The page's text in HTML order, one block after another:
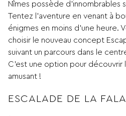
Nîmes possède d’innombrables
Tentez l’aventure en venant à
énigmes en moins d’une heure.
choisir le nouveau concept
suivant un parcours dans le
C’est une option pour découvrir
amusant !
ESCALADE DE LA